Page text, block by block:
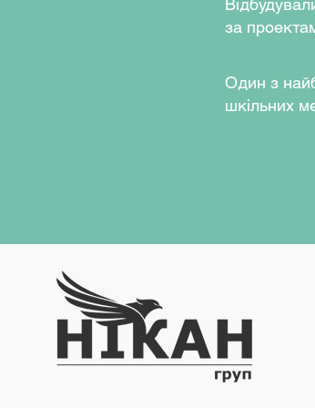
змінювати
допомогою
Пульт
модулями з
широкому
Швидкість
Колір каркасу:
за
Один з
шкільних